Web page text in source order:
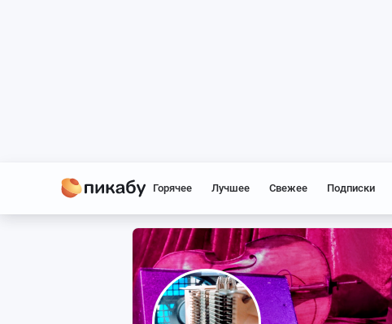
Горячее Лучшее Свежее Подписки